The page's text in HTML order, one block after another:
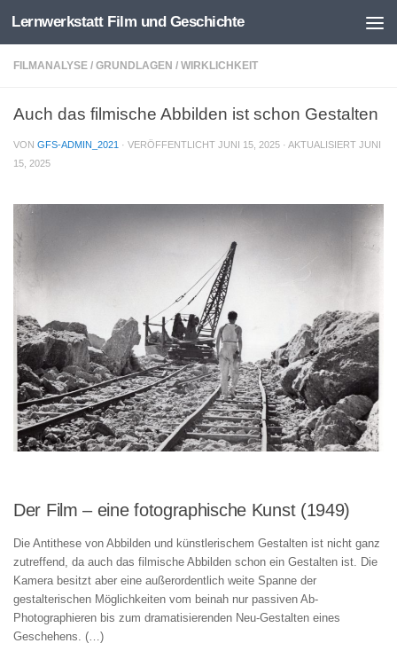
Zum Inhalt springen
Lernwerkstatt Film und Geschichte
FILMANALYSE / GRUNDLAGEN / WIRKLICHKEIT
Auch das filmische Abbilden ist schon Gestalten
VON GFS-ADMIN_2021 · VERÖFFENTLICHT JUNI 15, 2025 · AKTUALISIERT JUNI
15, 2025
Der Film – eine fotographische Kunst (1949)
Die Antithese von Abbilden und künstlerischem Gestalten ist nicht ganz
zutreffend, da auch das filmische Abbilden schon ein Gestalten ist. Die
Kamera besitzt aber eine außerordentlich weite Spanne der
gestalterischen Möglichkeiten vom beinah nur passiven Ab-
Photographieren bis zum dramatisierenden Neu-Gestalten eines
Geschehens. (…)